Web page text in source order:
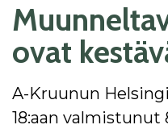
ovat
A-Kruunun
18:aan valmistunut